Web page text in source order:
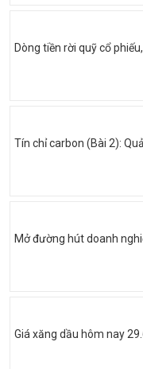
Dòng tiền rời quỹ cổ
Tín chỉ carbon (Bài 2):
Mở đường hút doanh
Giá xăng dầu hôm nay